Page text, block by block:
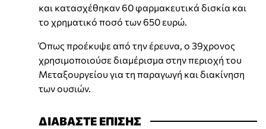
και κατασχέθηκαν 60 φαρμακευτικά δισκία και
το χρηματικό ποσό των 650 ευρώ.
Όπως προέκυψε από την έρευνα, ο 39χρονος
χρησιμοποιούσε διαμέρισμα στην περιοχή του
Μεταξουργείου για τη παραγωγή και διακίνηση
των ουσιών.
ΔΙΑΒΑΣΤΕ ΕΠΙΣΗΣ